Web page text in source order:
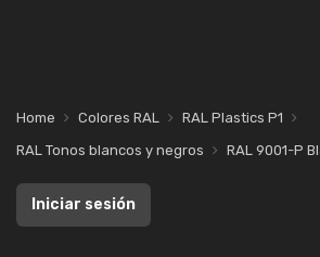
Home Colores RAL
RAL Plastics P1
RAL Tonos blancos y negros
RAL 9001-P
Iniciar sesión